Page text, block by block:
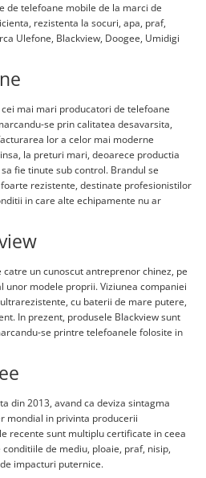
de telefoane mobile de la marci de
rezistenta la socuri, apa, praf,
Ulefone, Blackview, Doogee, Umidigi
mai mari producatori de telefoane
se prin calitatea desavarsita,
lor a celor mai moderne
la preturi mari, deoarece productia
fie tinute sub control. Brandul se
rezistente, destinate profesionistilor
in care alte echipamente nu ar
un cunoscut antreprenor chinez, pe
unor modele proprii. Viziunea companiei
cu baterii de mare putere,
In prezent, produsele Blackview sunt
se printre telefoanele folosite in
din 2013, avand ca deviza sintagma
mondial in privinta producerii
recente sunt multiplu certificate in ceea
de mediu, ploaie, praf, nisip,
impacturi puternice.